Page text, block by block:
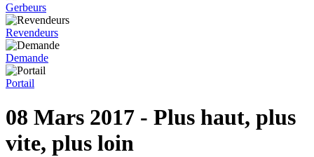
Gerbeurs
Revendeurs
Demande
Portail
08 Mars 2017 - Plus haut, plus
vite, plus loin